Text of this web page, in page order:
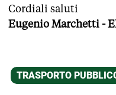
Cordiali saluti
Eugenio Marchetti -